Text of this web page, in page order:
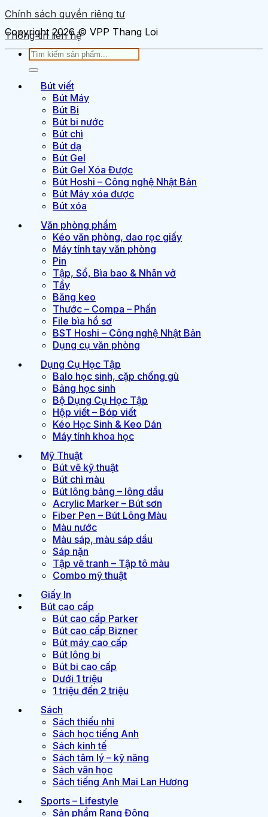
Chính sách quyền riêng tư
Thông tin liên hệ
Copyright 2026 © VPP Thang Loi
Tìm
Bút viết
Bút Máy
Bút Bi
Bút bi nước
Bút chì
Bút dạ
Bút Gel
Bút Gel Xóa Được
Bút Hoshi – Công nghệ Nhật Bản
Bút Máy xóa được
Bút xóa
Văn phòng phẩm
Kéo văn phòng, dao rọc giấy
Máy tính tay văn phòng
Pin
Tập, Sổ, Bìa bao & Nhãn vở
Tẩy
Băng keo
Thước – Compa – Phấn
File bìa hồ sơ
BST Hoshi – Công nghệ Nhật Bản
Dụng cụ văn phòng
Dụng Cụ Học Tập
Balo học sinh, cặp chống gù
Bảng học sinh
Bộ Dụng Cụ Học Tập
Hộp viết – Bóp viết
Kéo Học Sinh & Keo Dán
Máy tính khoa học
Mỹ Thuật
Bút vẽ kỹ thuật
Bút chì màu
Bút lông bảng – lông dầu
Acrylic Marker – Bút sơn
Fiber Pen – Bút Lông Màu
Màu nước
Màu sáp, màu sáp dầu
Sáp nặn
Tập vẽ tranh – Tập tô màu
Combo mỹ thuật
Giấy In
Bút cao cấp
Bút cao cấp Parker
Bút cao cấp Bizner
Bút máy cao cấp
Bút lông bi
Bút bi cao cấp
Dưới 1 triệu
1 triệu đến 2 triệu
Sách
Sách thiếu nhi
Sách học tiếng Anh
Sách kinh tế
Sách tâm lý – kỹ năng
Sách văn học
Sách tiếng Anh Mai Lan Hương
Sports – Lifestyle
Sản phẩm Rạng Đông